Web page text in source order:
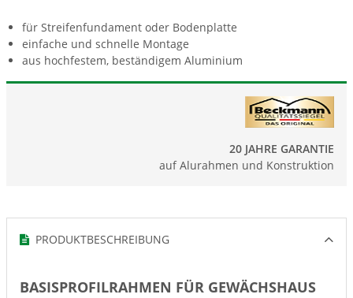
für Streifenfundament oder Bodenplatte
einfache und schnelle Montage
aus hochfestem, beständigem Aluminium
20 JAHRE GARANTIE
auf Alurahmen und Konstruktion
PRODUKTBESCHREIBUNG
BASISPROFILRAHMEN FÜR GEWÄCHSHAUS